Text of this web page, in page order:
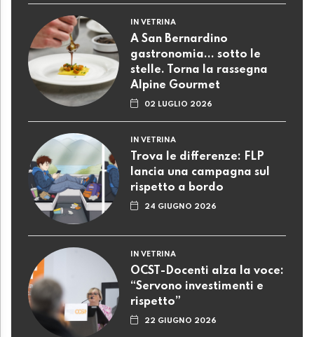
IN VETRINA
A San Bernardino
gastronomia... sotto le
stelle. Torna la rassegna
Alpine Gourmet
02 LUGLIO 2026
IN VETRINA
Trova le differenze: FLP
lancia una campagna sul
rispetto a bordo
24 GIUGNO 2026
IN VETRINA
OCST-Docenti alza la voce:
“Servono investimenti e
rispetto”
22 GIUGNO 2026